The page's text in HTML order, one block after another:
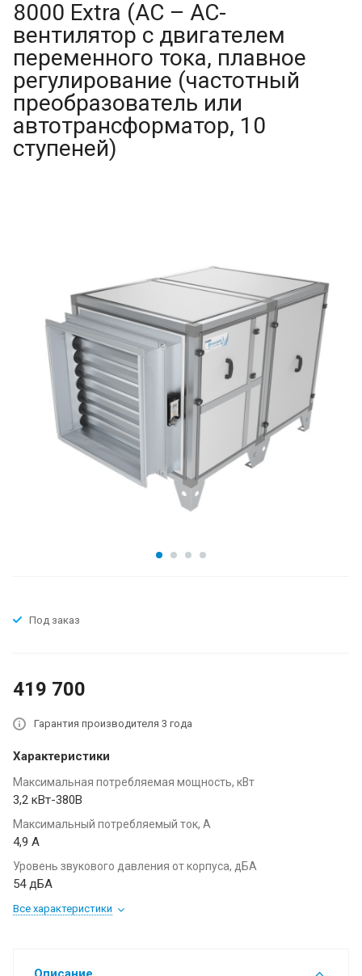
8000 Extra (AC – AC-
вентилятор с двигателем
переменного тока, плавное
регулирование (частотный
преобразователь или
автотрансформатор, 10
ступеней)
Под заказ
419 700
Гарантия производителя 3 года
Характеристики
Максимальная потребляемая мощность, кВт
3,2 кВт-380В
Максимальный потребляемый ток, А
4,9 А
Уровень звукового давления от корпуса, дБА
54 дБА
Все характеристики